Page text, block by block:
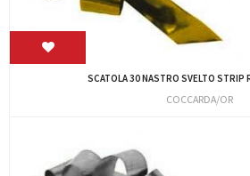
SCATOLA 30 NASTRO SVELTO STRIP
COCCARDA/OR